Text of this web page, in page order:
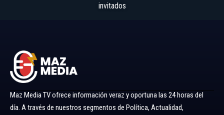
invitados
Maz Media TV ofrece información veraz y oportuna las 24 horas del
día. A través de nuestros segmentos de Política, Actualidad,